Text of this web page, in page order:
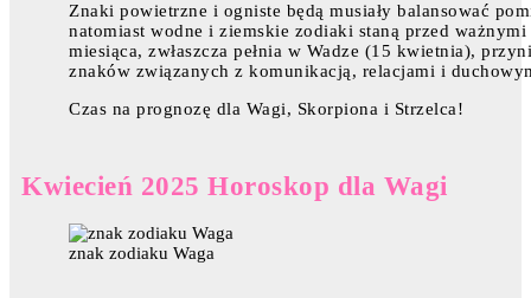
Znaki powietrzne i ogniste będą musiały balansować
natomiast wodne i ziemskie zodiaki staną przed
miesiąca, zwłaszcza pełnia w Wadze (15 kwietnia),
znaków związanych z komunikacją, relacjami i
Czas na prognozę dla Wagi, Skorpiona i Strzelca!
Kwiecień 2025 Horoskop dla Wagi
znak zodiaku Waga